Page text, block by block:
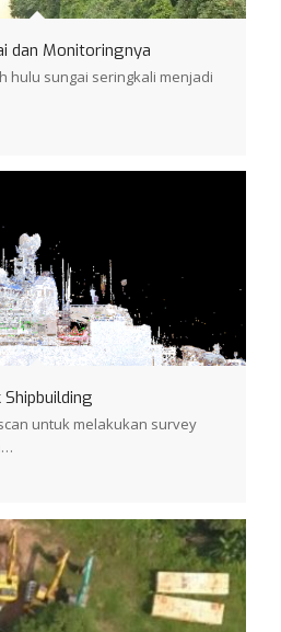
dan Monitoringnya
hulu sungai seringkali menjadi
untuk melakukan survey